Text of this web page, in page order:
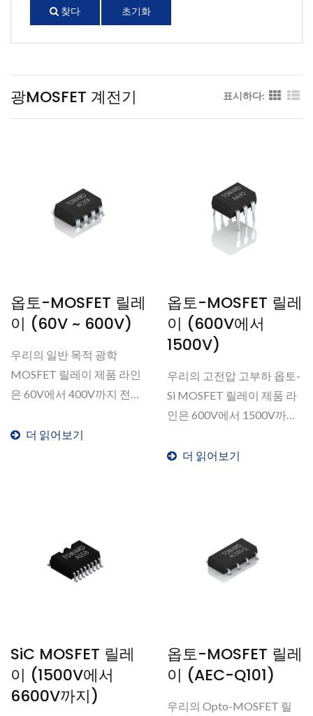
찾다 초기화
광MOSFET 계전기 표시하다:
옵토-MOSFET 릴레
이 (60V ~ 600V)
우리의 일반 목적 광학
MOSFET 릴레이 제품 라인
은 60V에서 400V까지 전압
더 읽어보기
옵토-MOSFET 릴레
이 (600V에서
1500V)
우리의 고전압 고부하 옵토-
Si MOSFET 릴레이 제품 라
인은 600V에서 1500V까지
더 읽어보기
SiC MOSFET 릴레
이 (1500V에서
6600V까지)
옵토-MOSFET 릴레
이 (AEC-Q101)
우리의 Opto-MOSFET 릴